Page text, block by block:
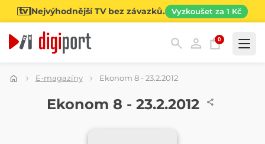
Nejvýhodnější TV bez závazků. Vyzkoušet za 1 Kč
0
Kategorie
E-magazíny Ekonom 8 - 23.2.2012
Ekonom 8 - 23.2.2012